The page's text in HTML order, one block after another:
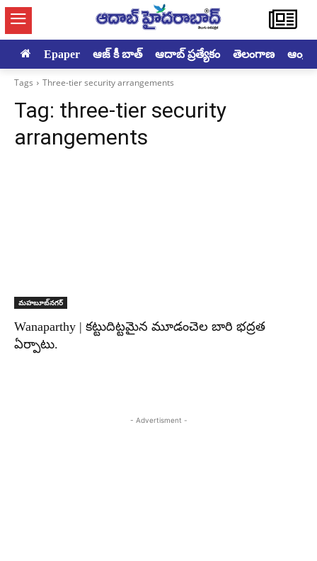
Epaper ఆజ్ కీ బాత్ ఆదాబ్ ప్రత్యేకం తెలంగాణ
Tags Three-tier security arrangements
Tag: three-tier security
arrangements
మహబూబ్‌నగర్‌
Wanaparthy | కట్టుదిట్టమైన మూడంచెల బారి భద్రత
ఏర్పాటు.
- Advertisment -